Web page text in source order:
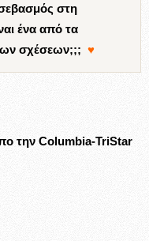
στη
ένα από τα
σχέσεων;;; ♥
την Columbia-TriStar